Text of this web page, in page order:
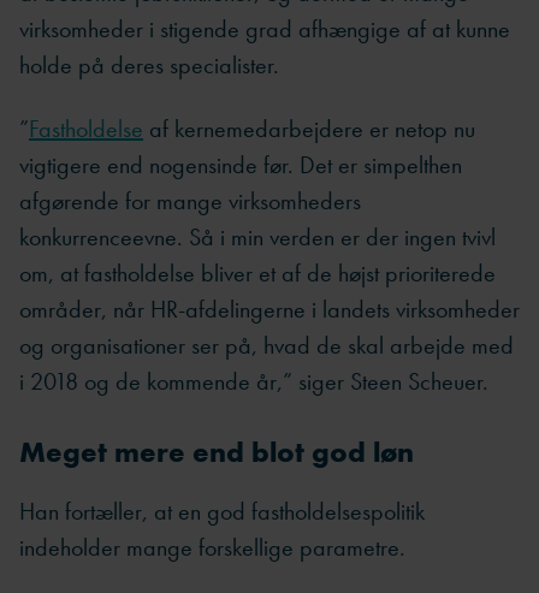
virksomheder i stigende grad afhængige af at kunne
holde på deres specialister.
”Fastholdelse af kernemedarbejdere er netop nu
vigtigere end nogensinde før. Det er simpelthen
afgørende for mange virksomheders
konkurrenceevne. Så i min verden er der ingen tvivl
om, at fastholdelse bliver et af de højst prioriterede
områder, når HR-afdelingerne i landets virksomheder
og organisationer ser på, hvad de skal arbejde med
i 2018 og de kommende år,” siger Steen Scheuer.
Meget mere end blot god løn
Han fortæller, at en god fastholdelsespolitik
indeholder mange forskellige parametre.